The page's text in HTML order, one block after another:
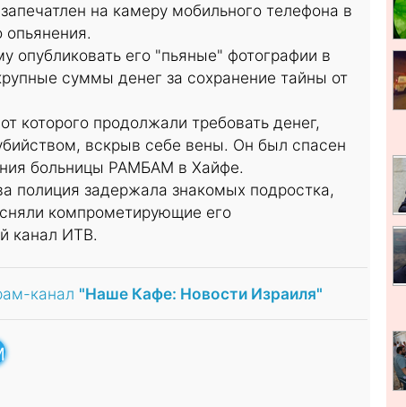
на камеру мобильного телефона в
опьянения.
опубликовать его "пьяные" фотографии в
суммы денег за сохранение тайны от
которого продолжали требовать денег,
вскрыв себе вены. Он был спасен
больницы РАМБАМ в Хайфе.
полиция задержала знакомых подростка,
компрометирующие его
канал ИТВ.
канал "Наше Кафе: Новости Израиля"